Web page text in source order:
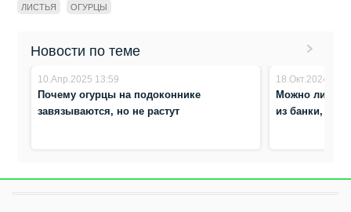
ЛИСТЬЯ ОГУРЦЫ
Новости по теме
10.Апр.2025 13:59
Почему огурцы на подоконнике
завязываются, но не растут
18.Окт.2024
Можно ли еще
из банки,